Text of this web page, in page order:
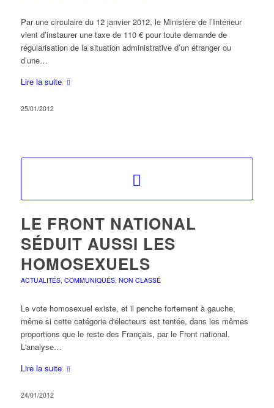
Par une circulaire du 12 janvier 2012, le Ministère de l’Intérieur
vient d’instaurer une taxe de 110 € pour toute demande de
régularisation de la situation administrative d’un étranger ou
d’une…
Lire la suite
25/01/2012
LE FRONT NATIONAL
SÉDUIT AUSSI LES
HOMOSEXUELS
ACTUALITÉS, COMMUNIQUÉS, NON CLASSÉ
Le vote homosexuel existe, et il penche fortement à gauche,
même si cette catégorie d'électeurs est tentée, dans les mêmes
proportions que le reste des Français, par le Front national.
L'analyse…
Lire la suite
24/01/2012